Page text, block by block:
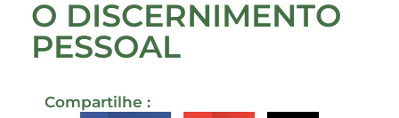
O DISCERNIMENTO
PESSOAL
Compartilhe :